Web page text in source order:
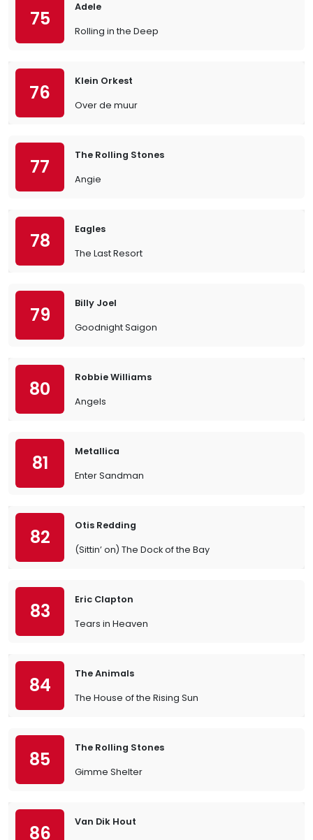
75
Adele
Rolling in the Deep
76
Klein Orkest
Over de muur
77
The Rolling Stones
Angie
78
Eagles
The Last Resort
79
Billy Joel
Goodnight Saigon
80
Robbie Williams
Angels
81
Metallica
Enter Sandman
82
Otis Redding
(Sittin’ on) The Dock of the Bay
83
Eric Clapton
Tears in Heaven
84
The Animals
The House of the Rising Sun
85
The Rolling Stones
Gimme Shelter
86
Van Dik Hout